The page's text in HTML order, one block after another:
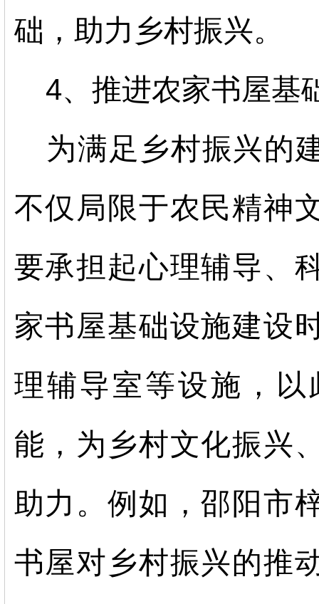
础，助力乡村振兴。
4、推进农家书屋基
为满足乡村振兴的
不仅局限于农民精神
要承担起心理辅导、
家书屋基础设施建设
理辅导室等设施，
能，为乡村文化振兴
助力。例如，邵阳市
书屋对乡村振兴的推